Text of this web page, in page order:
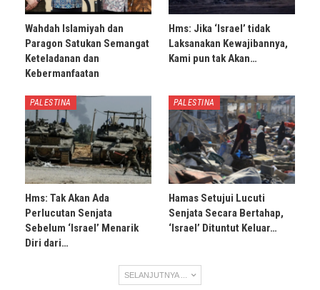
Wahdah Islamiyah dan
Paragon Satukan Semangat
Keteladanan dan
Kebermanfaatan
Hms: Jika ‘Israel’ tidak
Laksanakan Kewajibannya,
Kami pun tak Akan…
PALESTINA
Hms: Tak Akan Ada
Perlucutan Senjata
Sebelum ‘Israel’ Menarik
Diri dari…
PALESTINA
Hamas Setujui Lucuti
Senjata Secara Bertahap,
‘Israel’ Dituntut Keluar…
SELANJUTNYA ...